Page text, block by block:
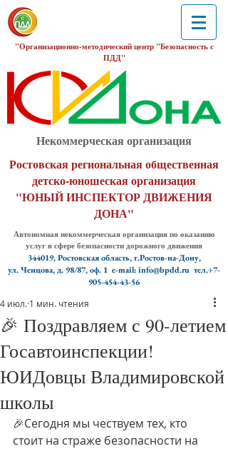
"Организационно-методический центр "Безопасность с
ПДД"
Некоммерческая организация
Ростовская региональная общественная
детско-юношеская организация
"ЮНЫЙ ИНСПЕКТОР ДВИЖЕНИЯ
ДОНА"
Автономная некоммерческая организация по оказанию
услуг в сфере безопасности дорожного движения
344019, Ростовская область, г.Ростов-на-Дону,
ул. Ченцова, д. 98/87, оф. 1 e-mail: info@bpdd.ru тел.+7-
905-454-43-56
🎉 Поздравляем с 90‑летием
Госавтоинспекции!
ЮИДовцы Владимировской
школы
4 июл. 1 мин. чтения
🎉Сегодня мы чествуем тех, кто
стоит на страже безопасности на